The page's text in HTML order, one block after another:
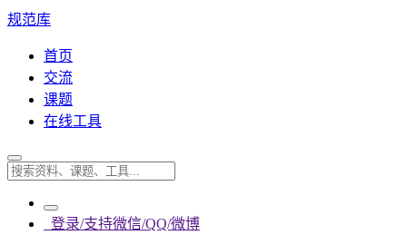
规范库
首页
交流
课题
在线工具
登录/支持微信/QQ/微博